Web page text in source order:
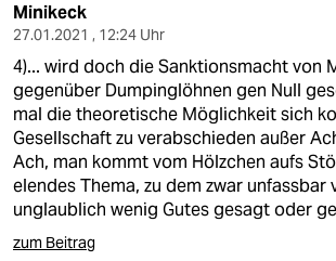
Minikeck
27.01.2021 , 12:24 Uhr
4)... wird doch die Sanktionsmacht von
gegenüber Dumpinglöhnen gen Null
mal die theoretische Möglichkeit sich
Gesellschaft zu verabschieden außer
Ach, man kommt vom Hölzchen aufs
elendes Thema, zu dem zwar unfassbar
unglaublich wenig Gutes gesagt oder
zum Beitrag